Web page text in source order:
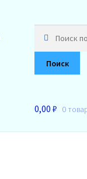
Поиск
0,00 ₽ 0